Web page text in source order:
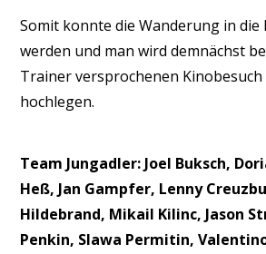
Somit konnte die Wanderung in die
werden und man wird demnächst
Trainer versprochenen Kinobesuch
hochlegen.
Team Jungadler: Joel Buksch,
Heß, Jan Gampfer, Lenny
Hildebrand, Mikail Kilinc, Jason
Penkin, Slawa Permitin,